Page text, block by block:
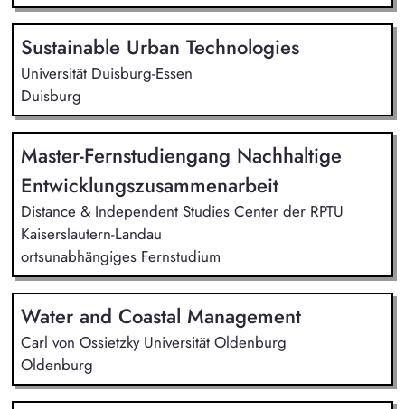
Sustainable Urban Technologies
Universität Duisburg-Essen
Duisburg
Master-Fernstudiengang Nachhaltige
Entwicklungszusammenarbeit
Distance & Independent Studies Center der RPTU
Kaiserslautern-Landau
ortsunabhängiges Fernstudium
Water and Coastal Management
Carl von Ossietzky Universität Oldenburg
Oldenburg